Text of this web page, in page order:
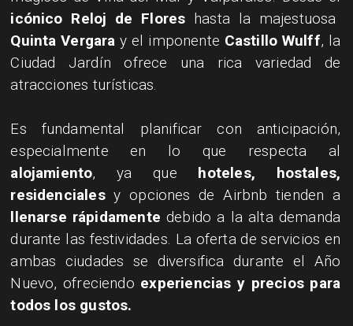
icónico Reloj de Flores hasta la majestuosa
Quinta Vergara y el imponente Castillo Wulff, la
Ciudad Jardín ofrece una rica variedad de
atracciones turísticas.
​Es fundamental planificar con anticipación,
especialmente en lo que respecta al
alojamiento, ya que hoteles, hostales,
residencialesy opciones de Airbnb tienden a
llenarse rápidamente debido a la alta demanda
durante las festividades. La oferta de servicios en
ambas ciudades se diversifica durante el Año
Nuevo, ofreciendo experiencias y precios para
todos los gustos.